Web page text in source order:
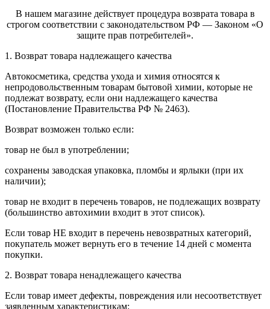
В нашем магазине действует процедура возврата товара в
строгом соответствии с законодательством РФ — Законом «О
защите прав потребителей».
1. Возврат товара надлежащего качества
Автокосметика, средства ухода и химия относятся к
непродовольственным товарам бытовой химии, которые не
подлежат возврату, если они надлежащего качества
(Постановление Правительства РФ № 2463).
Возврат возможен только если:
товар не был в употреблении;
сохранены заводская упаковка, пломбы и ярлыки (при их
наличии);
товар не входит в перечень товаров, не подлежащих возврату
(большинство автохимии входит в этот список).
Если товар НЕ входит в перечень невозвратных категорий,
покупатель может вернуть его в течение 14 дней с момента
покупки.
2. Возврат товара ненадлежащего качества
Если товар имеет дефекты, повреждения или несоответствует
заявленным характеристикам: